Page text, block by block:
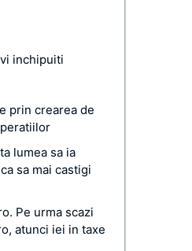
inchipuiti
prin crearea de
lumea sa ia
sa mai castigi
Pe urma scazi
atunci iei in taxe